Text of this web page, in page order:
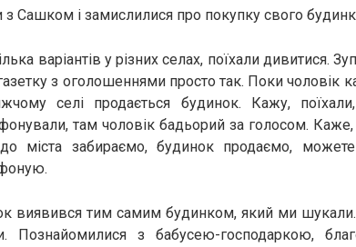
з Сашком і замислилися про покупку свого
варіантів у різних селах, поїхали дивитися.
з оголошеннями просто так. Поки чоловік
селі продається будинок. Кажу,
там чоловік бадьорий за голосом. Каже,
міста забираємо, будинок продаємо,
виявився тим самим будинком, який ми шукали.
Познайомилися з бабусею-господаркою,